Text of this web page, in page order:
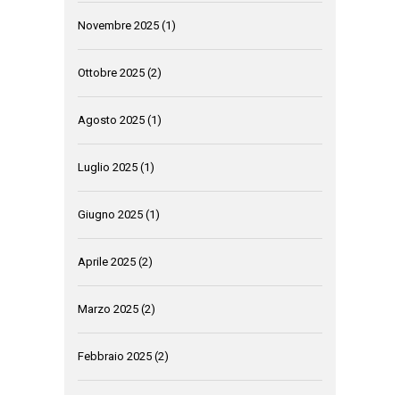
Novembre 2025 (1)
Ottobre 2025 (2)
Agosto 2025 (1)
Luglio 2025 (1)
Giugno 2025 (1)
Aprile 2025 (2)
Marzo 2025 (2)
Febbraio 2025 (2)